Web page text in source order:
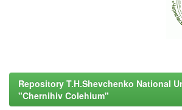
Repository T.H.Shevchenko National
"Chernihiv Colehium"